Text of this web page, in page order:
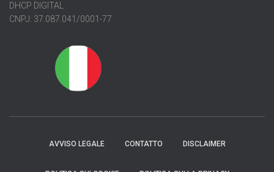
DHCP DIGITAL
CNPJ: 37.087.041/0001-77
AVVISO LEGALE CONTATTO DISCLAIMER